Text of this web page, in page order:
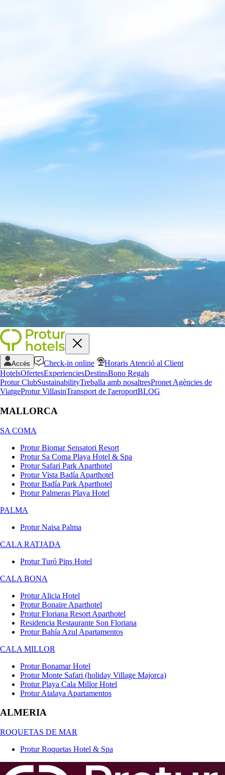
Accés Check-in online
Horaris Atenció al Client
HotelsOfertesExperienciesDestinsBono Regals
Protur ClubSustainabilityTreballa amb nosaltresPronet Agències de
ViatgeProtur VillasinTransport de l'aeroportBLOG
MALLORCA
SA COMA
Protur Biomar Sensatori Resort
Protur Sa Coma Playa Hotel & Spa
Protur Safari Park Aparthotel
Protur Vista Badía Aparthotel
Protur Badía Park Aparthotel
Protur Palmeras Playa Hotel
PALMA
Protur Naisa Palma
CALA RATJADA
Protur Turó Pins Hotel
CALA BONA
Protur Alicia Hotel
Protur Bonaire Aparthotel
Protur Floriana Resort Aparthotel
Residencia Restaurante Son Floriana
Protur Bahía Azul Apartamentos
CALA MILLOR
Protur Bonamar Hotel
Protur Monte Safari (holiday Village Majorca)
Protur Playa Cala Millor Hotel
Protur Atalaya Apartamentos
ALMERIA
ROQUETAS DE MAR
Protur Roquetas Hotel & Spa